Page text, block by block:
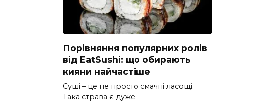
Порівняння популярних ролів
від EatSushi: що обирають
кияни найчастіше
Суші – це не просто смачні ласощі.
Така страва є дуже